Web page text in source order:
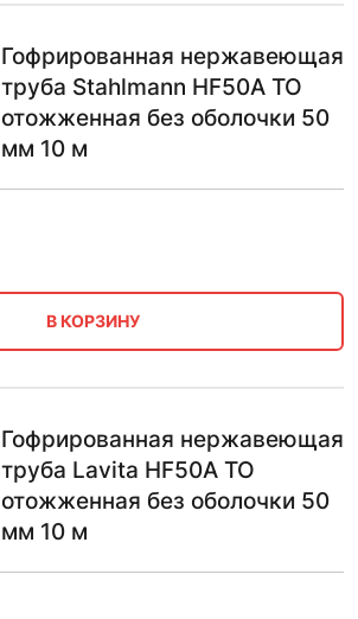
Гофрированная нержавеющая
труба Stahlmann HF50A ТО
отожженная без оболочки 50
мм 10 м
В КОРЗИНУ
Гофрированная нержавеющая
труба Lavita HF50A ТО
отожженная без оболочки 50
мм 10 м